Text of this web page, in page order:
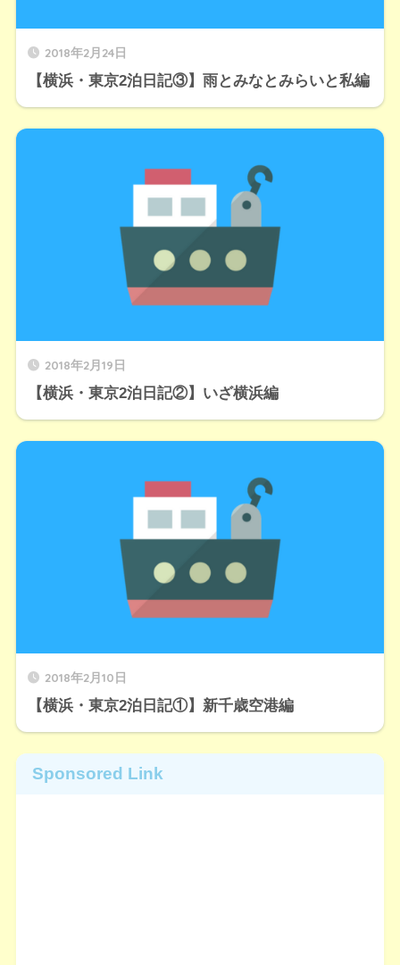
2018年2月24日
【横浜・東京2泊日記③】雨とみなとみらいと私編
2018年2月19日
【横浜・東京2泊日記②】いざ横浜編
2018年2月10日
【横浜・東京2泊日記①】新千歳空港編
Sponsored Link